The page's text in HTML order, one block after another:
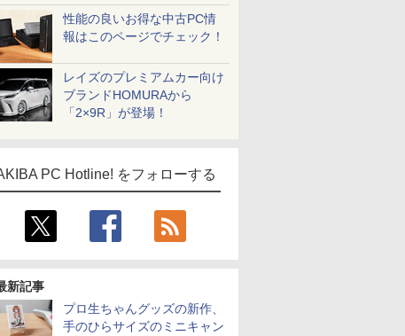
性能の良いお得な中古PC情
報はこのページでチェック！
レイズのプレミアムカー向け
ブランドHOMURAから
「2×9R」が登場！
PC Hotline! をフォローする
新記事
プロ生ちゃんグッズの新作、
手のひらサイズのミニキャン